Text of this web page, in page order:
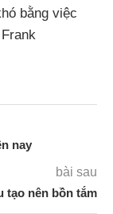
bằng việc
nay
bài sau
tạo nên bồn tắm